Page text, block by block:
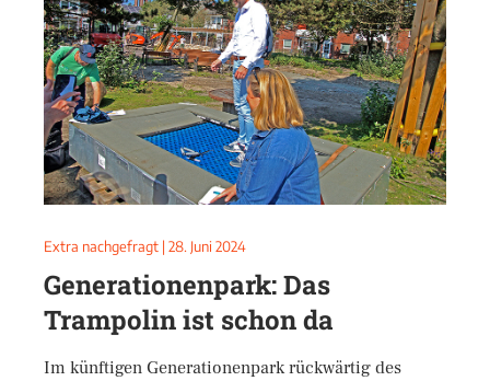
Extra nachgefragt | 28. Juni 2024
Generationenpark: Das
Trampolin ist schon da
Im künftigen Generationenpark rückwärtig des